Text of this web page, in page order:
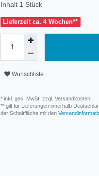
Inhalt 1 Stück
Lieferzeit ca. 4 Wochen**
Wunschliste
* inkl. ges. MwSt. zzgl. Versandkosten
** gilt für Lieferungen innerhalb
der Schaltfläche mit den